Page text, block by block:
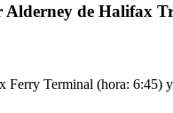
Alderney de Halifax
Terminal (hora: 6:45)